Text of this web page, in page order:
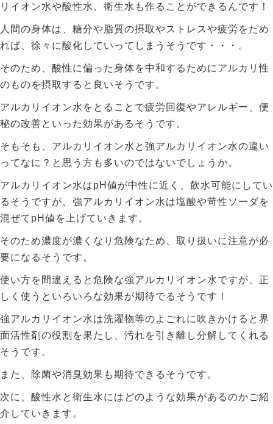
リイオン水や酸性水、衛生水も作ることができるんです！
人間の身体は、糖分や脂質の摂取やストレスや疲労をため
れば、徐々に酸化していってしまうそうです・・・。
そのため、酸性に偏った身体を中和するためにアルカリ性
のものを摂取すると良いそうです。
アルカリイオン水をとることで疲労回復やアレルギー、便
秘の改善といった効果があるそうです。
そもそも、アルカリイオン水と強アルカリイオン水の違い
ってなに？と思う方も多いのではないでしょうか。
アルカリイオン水はpH値が中性に近く、飲水可能にしてい
るそうですが、強アルカリイオン水は塩酸や苛性ソーダを
混ぜてpH値を上げていきます。
そのため濃度が濃くなり危険なため、取り扱いに注意が必
要になるそうです。
使い方を間違えると危険な強アルカリイオン水ですが、正
しく使うといろいろな効果が期待でるそうです！
強アルカリイオン水は洗濯物等のよごれに吹きかけると界
面活性剤の役割を果たし、汚れを引き離し分解してくれる
そうです。
また、除菌や消臭効果も期待できるそうです。
次に、酸性水と衛生水にはどのような効果があるのかご紹
介していきます。